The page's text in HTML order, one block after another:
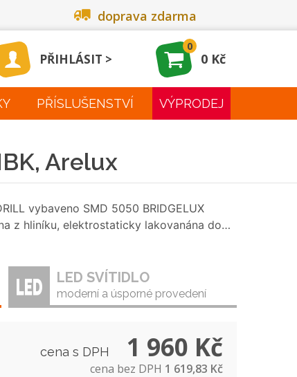
doprava zdarma
PŘIHLÁSIT
0
0 Kč
PŘÍSLUŠENSTVÍ VÝPRODEJ
Arelux
vybaveno SMD 5050 BRIDGELUX
z hliníku, elektrostaticky lakovanána do…
LED SVÍTIDLO
moderní a úsporné provedení
cena s DPH 1 960 Kč
cena bez DPH 1 619,83 Kč